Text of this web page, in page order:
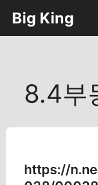
츠
Big King
8.4부
https://